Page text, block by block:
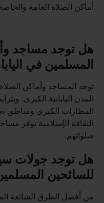
أماكن الصلاة العامة
هل توجد مساجد
المسلمين في
توجد المساجد وأماكن
المدن اليابانية الكبرى.
المطارات الكبرى ومناطق
الثقافة الإسلامية توفر
صلواتهم.
هل توجد جولات
للسائحين
من أفضل الطرق الشائعة